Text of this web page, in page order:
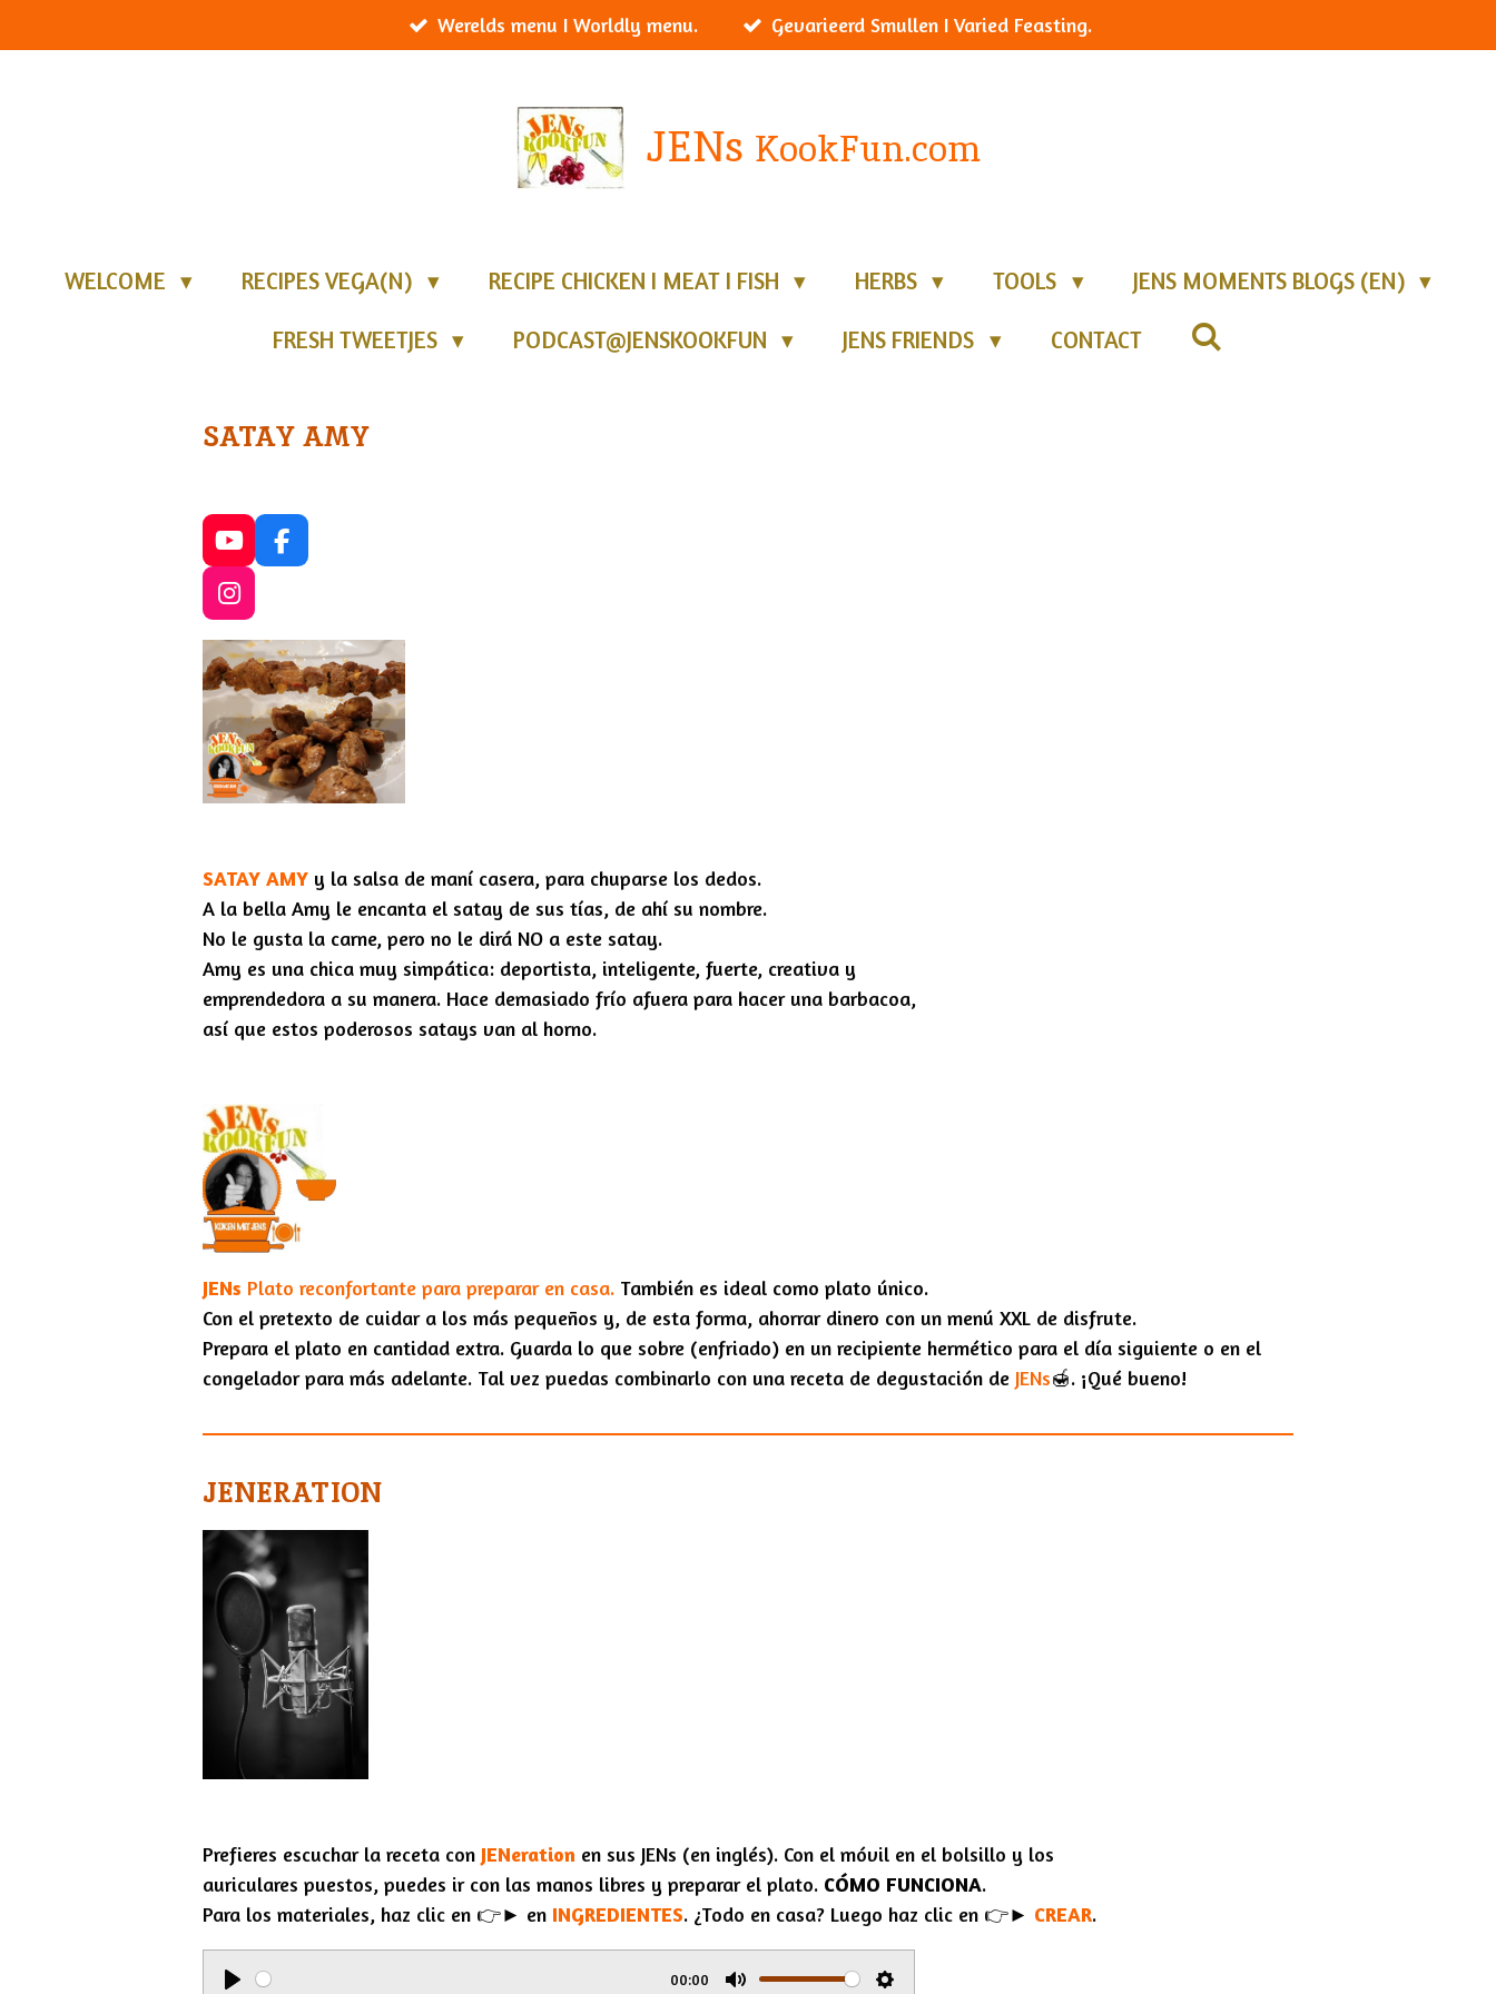
direct
Werelds menu I Worldly menu. Gevarieerd Smullen I Varied Feasting.
JENs KookFun.com
WELCOME RECIPES VEGA(N) RECIPE CHICKEN I MEAT I FISH HERBS TOOLS JENS MOMENTS BLOGS (EN)
FRESH TWEETJES PODCAST@JENSKOOKFUN JENS FRIENDS CONTACT
SATAY AMY
Y
o
u
T
u
b
e
F
a
b
o
o
k
I
n
s
t
a
g
r
a
m
SATAY AMY y la salsa de maní casera, para chuparse los dedos.
A la bella Amy le encanta el satay de sus tías, de ahí su nombre.
No le gusta la carne, pero no le dirá NO a este satay.
Amy es una chica muy simpática: deportista, inteligente, fuerte, creativa y
emprendedora a su manera. Hace demasiado frío afuera para hacer una barbacoa,
así que estos poderosos satays van al horno.
JENs Plato reconfortante para preparar en casa. También es ideal como plato único.
Con el pretexto de cuidar a los más pequeños y, de esta forma, ahorrar dinero con un menú XXL de disfrute.
Prepara el plato en cantidad extra. Guarda lo que sobre (enfriado) en un recipiente hermético para el día siguiente o en el
congelador para más adelante. Tal vez puedas combinarlo con una receta de degustación de JENs🍯. ¡Qué bueno!
JENERATION
Prefieres escuchar la receta con JENeration en sus JENs (en inglés). Con el móvil en el bolsillo y los
auriculares puestos, puedes ir con las manos libres y preparar el plato. CÓMO FUNCIONA.
Para los materiales, haz clic en 👉► en INGREDIENTES. ¿Todo en casa? Luego haz clic en 👉► CREAR.
00:00